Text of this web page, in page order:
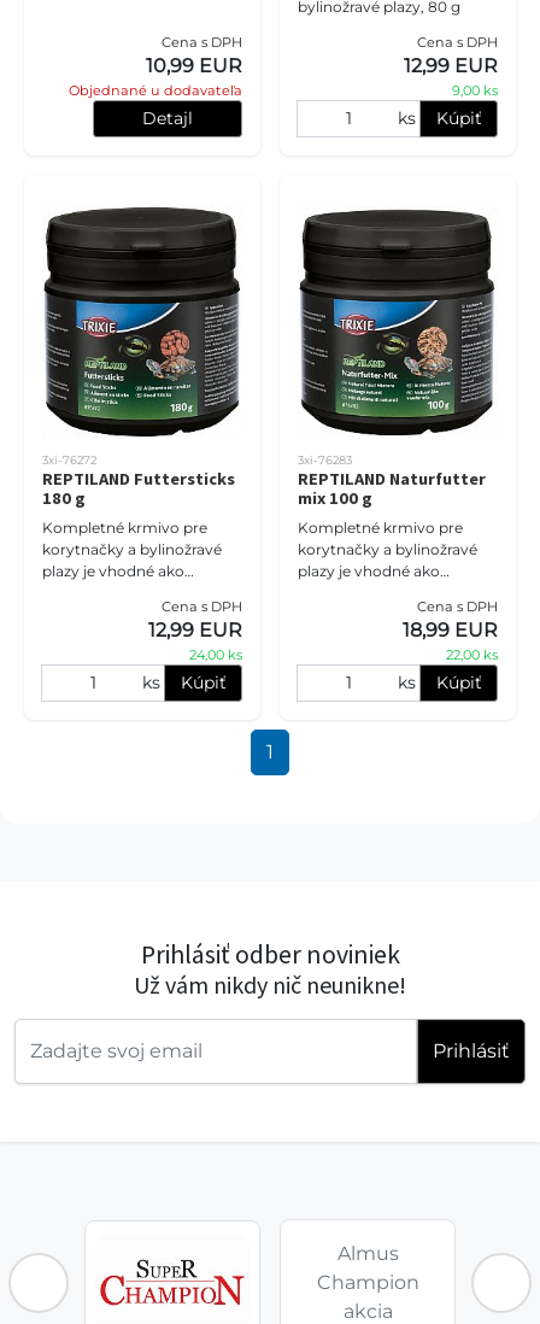
Cena s DPH
10,99 EUR
Objednané u dodavateľa
Detajl
bylinožravé plazy, 80 g
Cena s DPH
12,99 EUR
9,00 ks
ks Kúpiť
3xi-76272
REPTILAND Futtersticks
180 g
Kompletné krmivo pre
korytnačky a bylinožravé
plazy je vhodné ako
Cena s DPH
12,99 EUR
24,00 ks
ks Kúpiť
3xi-76283
REPTILAND Naturfutter
mix 100 g
Kompletné krmivo pre
korytnačky a bylinožravé
plazy je vhodné ako
Cena s DPH
18,99 EUR
22,00 ks
ks Kúpiť
1
Prihlásiť odber noviniek
Už vám nikdy nič neunikne!
Prihlásiť
Almus
Champion
akcia